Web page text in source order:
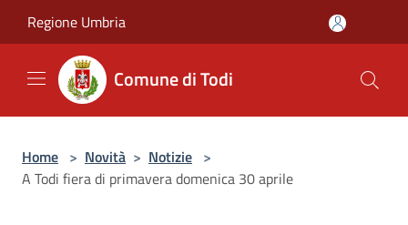
Regione Umbria
Comune di Todi
Home > Novità > Notizie >
A Todi fiera di primavera domenica 30 aprile